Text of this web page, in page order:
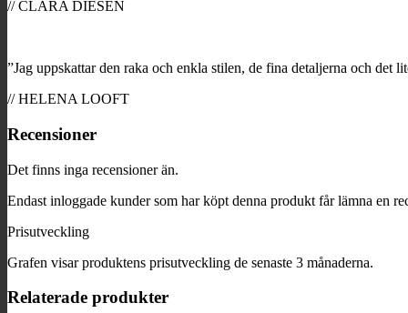
// CLARA DIESEN
”Jag uppskattar den raka och enkla stilen, de fina detaljerna och det
// HELENA LOOFT
Recensioner
Det finns inga recensioner än.
Endast inloggade kunder som har köpt denna produkt får lämna en
Prisutveckling
Grafen visar produktens prisutveckling de senaste 3 månaderna.
Relaterade produkter